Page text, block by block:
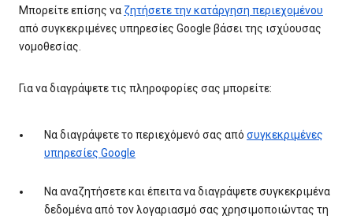
Μπορείτε επίσης να ζητήσετε την κατάργηση περιεχομένου
από συγκεκριμένες υπηρεσίες Google βάσει της ισχύουσας
νομοθεσίας.
Για να διαγράψετε τις πληροφορίες σας μπορείτε:
Να διαγράψετε το περιεχόμενό σας από συγκεκριμένες
υπηρεσίες Google
Να αναζητήσετε και έπειτα να διαγράψετε συγκεκριμένα
δεδομένα από τον λογαριασμό σας χρησιμοποιώντας τη